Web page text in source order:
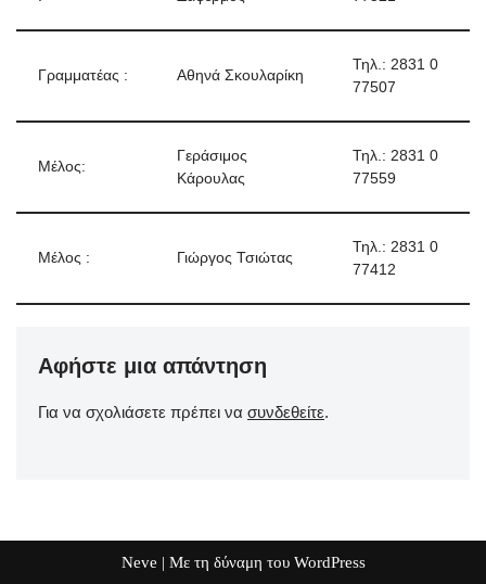
Γραμματέας : Αθηνά Σκουλαρίκη
Τηλ.: 2831 0
77507
Μέλος:
Γεράσιμος
Κάρουλας
Τηλ.: 2831 0
77559
Μέλος : Γιώργος Τσιώτας
Τηλ.: 2831 0
77412
Αφήστε μια απάντηση
Για να σχολιάσετε πρέπει να συνδεθείτε.
Neve | Με τη δύναμη του WordPress